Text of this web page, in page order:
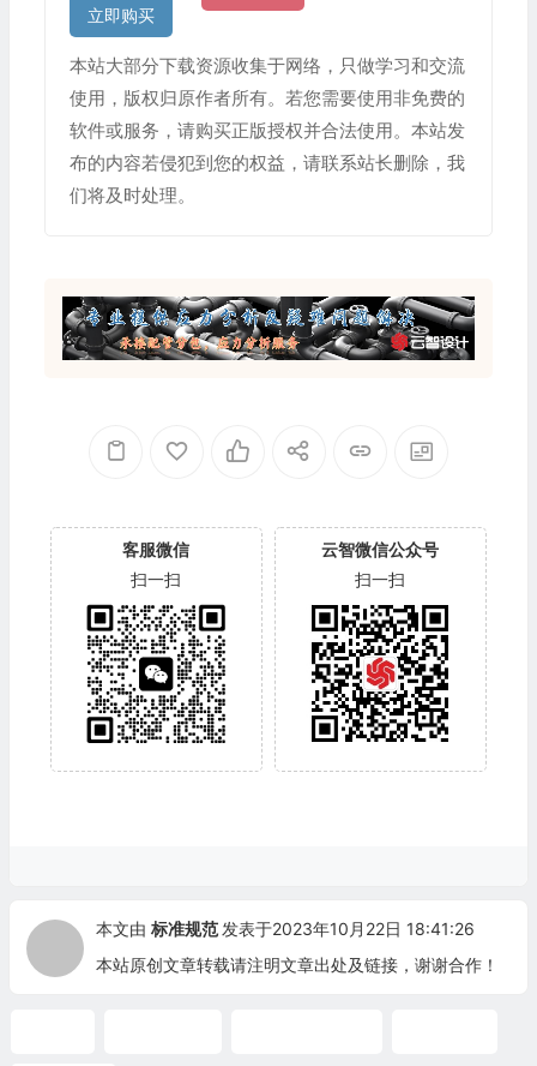
立即购买
本站大部分下载资源收集于网络，只做学习和交流
使用，版权归原作者所有。若您需要使用非免费的
软件或服务，请购买正版授权并合法使用。本站发
布的内容若侵犯到您的权益，请联系站长删除，我
们将及时处理。
客服微信
扫一扫
云智微信公众号
扫一扫
本文由 标准规范 发表于2023年10月22日 18:41:26
本站原创文章转载请注明文章出处及链接，谢谢合作！